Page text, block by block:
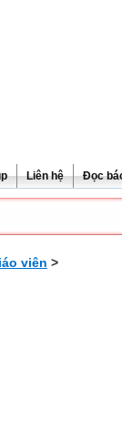
Liên hệ Đọc
viên >